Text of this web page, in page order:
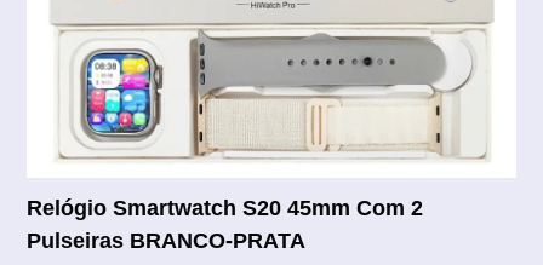
Relógio Smartwatch S20 45mm Com 2
Pulseiras BRANCO-PRATA